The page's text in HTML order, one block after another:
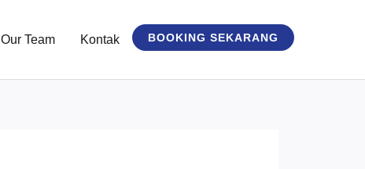
Our Team Kontak BOOKING SEKARANG